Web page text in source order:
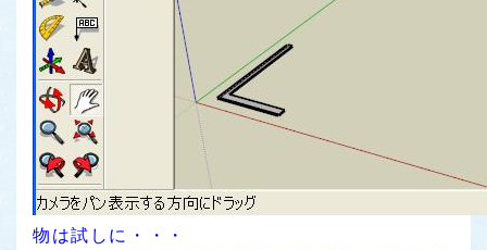
物は試しに・・・